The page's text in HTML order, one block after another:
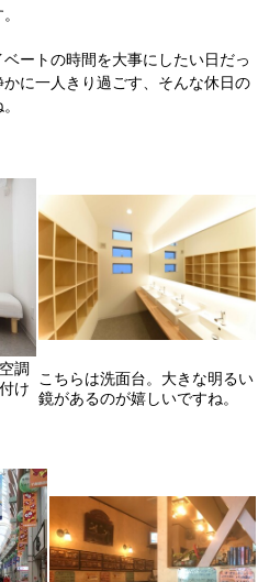
ートの時間を大事にしたい日だっ
に一人きり過ごす、そんな休日の
調
け
こちらは洗面台。大きな明るい
鏡があるのが嬉しいですね。